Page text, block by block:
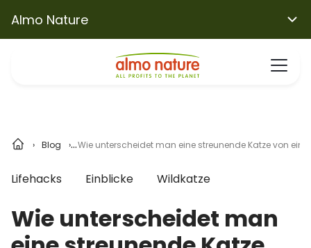
Almo Nature
Blog Wie unterscheidet man eine streunende Katze von
Lifehacks Einblicke Wildkatze
Wie unterscheidet man